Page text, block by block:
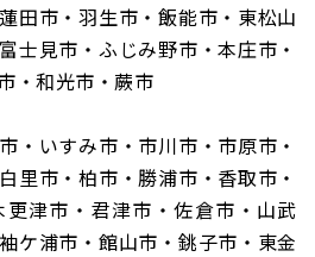
田市・羽生市・飯能市・東松山
士見市・ふじみ野市・本庄市・
・和光市・蕨市
・いすみ市・市川市・市原市・
里市・柏市・勝浦市・香取市・
津市・君津市・佐倉市・山武
ケ浦市・館山市・銚子市・東金